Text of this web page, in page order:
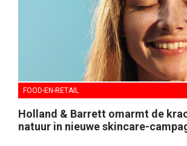
FOOD-EN-RETAIL
Holland & Barrett omarmt de
natuur in nieuwe skincare-